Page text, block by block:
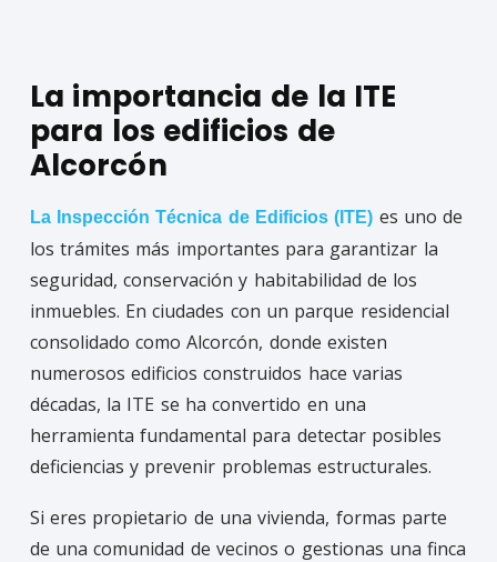
La importancia de la ITE
para los edificios de
Alcorcón
La Inspección Técnica de Edificios (ITE) es uno de
los trámites más importantes para garantizar la
seguridad, conservación y habitabilidad de los
inmuebles. En ciudades con un parque residencial
consolidado como Alcorcón, donde existen
numerosos edificios construidos hace varias
décadas, la ITE se ha convertido en una
herramienta fundamental para detectar posibles
deficiencias y prevenir problemas estructurales.
Si eres propietario de una vivienda, formas parte
de una comunidad de vecinos o gestionas una finca